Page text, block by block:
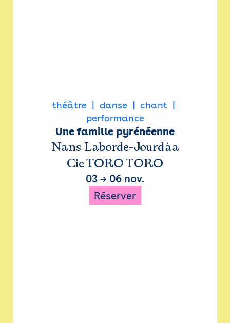
théâtre danse
chant
performance
Une famille pyrénéenne
Nans Laborde-Jourdàa
Cie TORO TORO
03 → 06 nov.
Réserver